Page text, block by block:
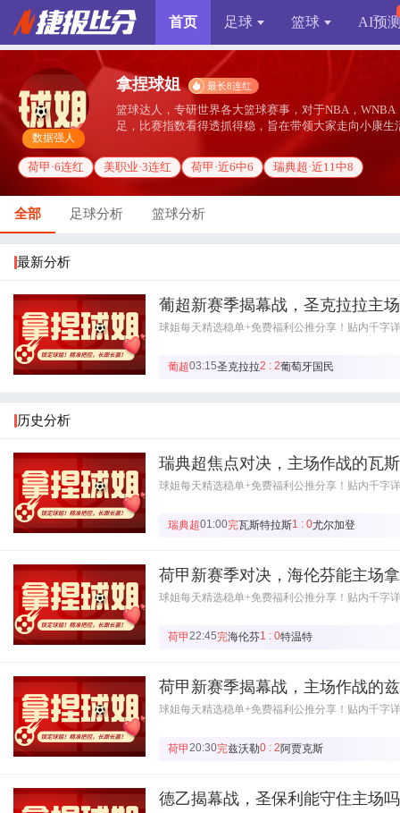
首页 足球 篮球 AI预
数据强人
拿捏球姐 最长8连红
篮球达人，专研世界各大篮球赛事，对于NBA，
足，比赛指数看得透抓得稳，旨在带领大家走向小康生
荷甲·6连红 美职业·3连红 荷甲·近6中6 瑞典超·近11中8
全部 足球分析 篮球分析
最新分析
葡超新赛季揭幕战，圣克拉拉主
球姐每天精选稳单+免费福利公推分享！贴内千字
葡超03:15圣克拉拉2 : 2葡萄牙国民
历史分析
瑞典超焦点对决，主场作战的瓦
球姐每天精选稳单+免费福利公推分享！贴内千字
瑞典超01:00完瓦斯特拉斯1 : 0尤尔加登
荷甲新赛季对决，海伦芬能主场
球姐每天精选稳单+免费福利公推分享！贴内千字
荷甲22:45完海伦芬1 : 0特温特
荷甲新赛季揭幕战，主场作战的
球姐每天精选稳单+免费福利公推分享！贴内千字
荷甲20:30完兹沃勒0 : 2阿贾克斯
德乙揭幕战，圣保利能守住主场